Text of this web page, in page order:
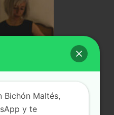
Bichón Maltés,
y te